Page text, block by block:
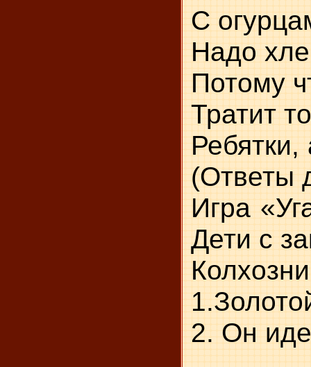
С
Тратит
(Ответы
Игра
Дети с
2. Он